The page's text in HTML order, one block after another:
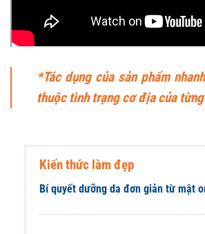
*Tác dụng của sản phẩm
thuộc tình trạng cơ địa của
Kiến thức làm đẹp
Bí quyết dưỡng da đơn giản từ mật